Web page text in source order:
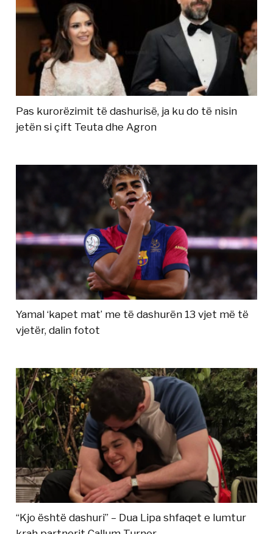
Pas kurorëzimit të dashurisë, ja ku do të nisin
jetën si çift Teuta dhe Agron
Yamal ‘kapet mat’ me të dashurën 13 vjet më të
vjetër, dalin fotot
“Kjo është dashuri” – Dua Lipa shfaqet e lumtur